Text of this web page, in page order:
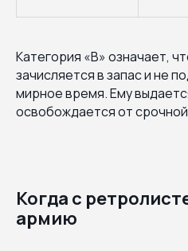
Категория «В» означает,
зачисляется в запас и не
мирное время. Ему
освобождается от
Когда с
армию